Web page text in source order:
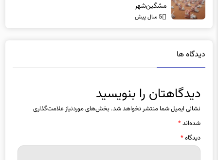
مشگین‌شهر
5 سال پیش
دیدگاه ها
دیدگاهتان را بنویسید
نشانی ایمیل شما منتشر نخواهد شد. بخش‌های موردنیاز علامت‌گذاری
شده‌اند*
دیدگاه*